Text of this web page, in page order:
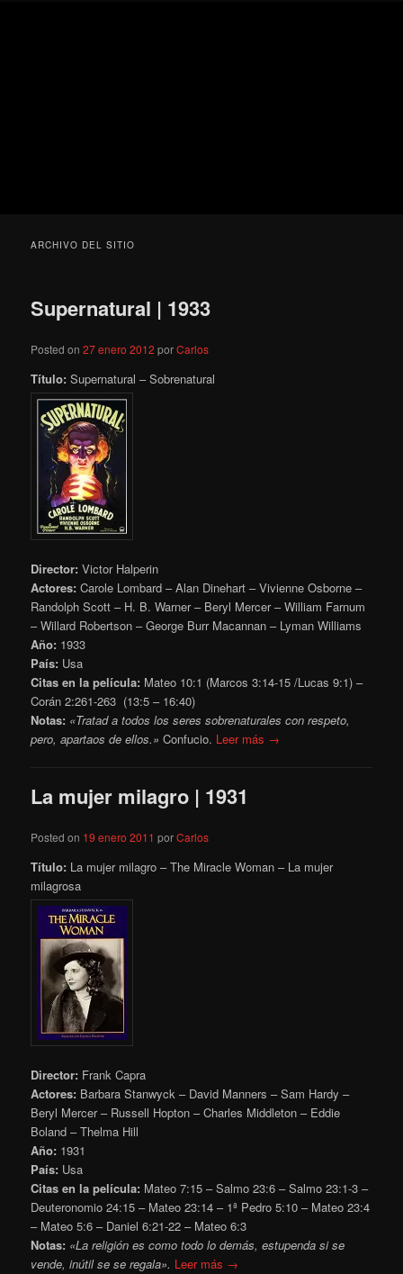
ARCHIVO DEL SITIO
Supernatural | 1933
Posted on27 enero 2012 porCarlos
Título: Supernatural – Sobrenatural
Director: Victor Halperin
Actores: Carole Lombard – Alan Dinehart – Vivienne Osborne –
Randolph Scott – H. B. Warner – Beryl Mercer – William Farnum
– Willard Robertson – George Burr Macannan – Lyman Williams
Año: 1933
País: Usa
Citas en la película: Mateo 10:1 (Marcos 3:14-15 /Lucas 9:1) –
Corán 2:261-263 (13:5 – 16:40)
Notas: «Tratad a todos los seres sobrenaturales con respeto,
pero, apartaos de ellos.» Confucio. Leer más →
La mujer milagro | 1931
Posted on 19 enero 2011 porCarlos
Título: La mujer milagro – The Miracle Woman – La mujer
milagrosa
Director: Frank Capra
Actores: Barbara Stanwyck – David Manners – Sam Hardy –
Beryl Mercer – Russell Hopton – Charles Middleton – Eddie
Boland – Thelma Hill
Año: 1931
País: Usa
Citas en la película: Mateo 7:15 – Salmo 23:6 – Salmo 23:1-3 –
Deuteronomio 24:15 – Mateo 23:14 – 1ª Pedro 5:10 – Mateo 23:4
– Mateo 5:6 – Daniel 6:21-22 – Mateo 6:3
Notas: «La religión es como todo lo demás, estupenda si se
vende, inútil se se regala». Leer más →